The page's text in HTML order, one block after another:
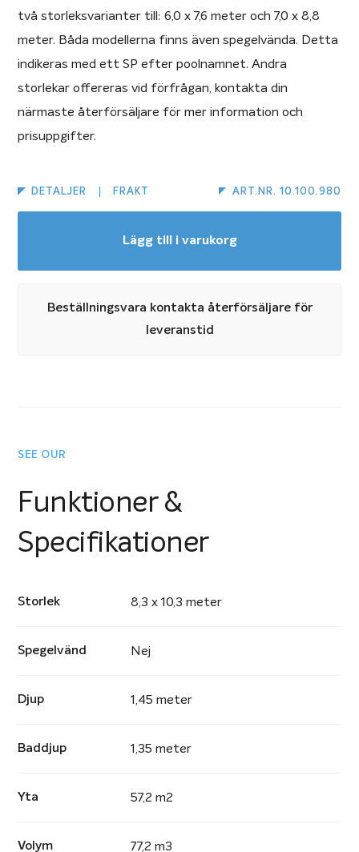
två storleksvarianter till: 6,0 x 7,6 meter och 7,0 x 8,8
meter. Båda modellerna finns även spegelvända. Detta
indikeras med ett SP efter poolnamnet. Andra
storlekar offereras vid förfrågan, kontakta din
närmaste återförsäljare för mer information och
prisuppgifter.
DETALJER FRAKT ART.NR. 10.100.980
Lägg till i varukorg
Beställningsvara kontakta återförsäljare för
leveranstid
SEE OUR
Funktioner &
Specifikationer
Storlek 8,3 x 10,3 meter
Spegelvänd Nej
Djup 1,45 meter
Baddjup 1,35 meter
Yta 57,2 m2
Volym 77,2 m3